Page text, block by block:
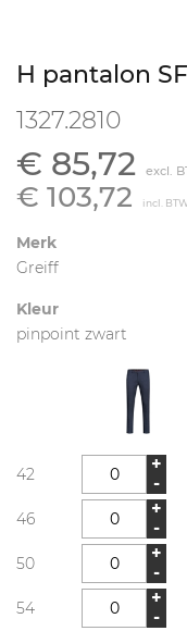
H pantalon
1327.2810
€ 85,72 excl.
€ 103,72 incl.
Merk
Greiff
Kleur
pinpoint zwart
42
+
-
46
+
-
50
+
-
54
+
-